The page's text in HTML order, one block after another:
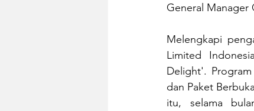
General Manager
Melengkapi
Limited
Delight'.
dan Paket
itu, selama